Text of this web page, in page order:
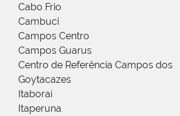
Cabo Frio
Cambuci
Campos Centro
Campos Guarus
Centro de Referência Campos dos
Goytacazes
Itaboraí
Itaperuna